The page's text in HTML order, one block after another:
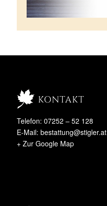
kontakt
Telefon: 07252 – 52 128
E-Mail: bestattung@stigler.at
+ Zur Google Map